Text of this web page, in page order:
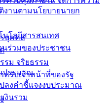
บุคคล
รม จริยธรรม
หรับเจ้าหน้าที่ของรัฐ
งานตามนโยบายนายก
โลยีสารสนเทศ
นร่วมของประชาชน
ประมาณ
ลงคำชี้แจงงบประมาณ
งินรวม